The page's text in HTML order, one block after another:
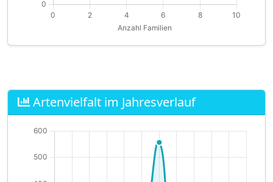
Artenvielfalt im Jahresverlauf